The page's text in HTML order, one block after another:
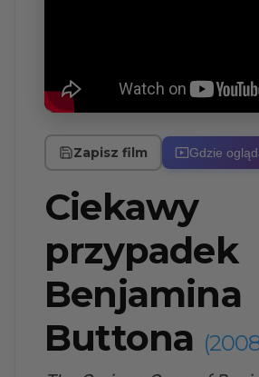
Zapisz film Gdzie
Ciekawy
przypadek
Benjamina
Buttona